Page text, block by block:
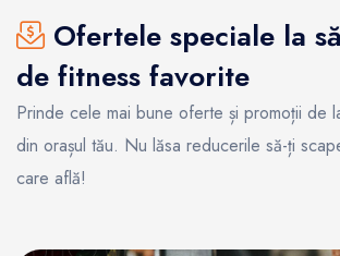
Ofertele speciale la
de fitness favorite
Prinde cele mai bune oferte și promoții de
din orașul tău. Nu lăsa reducerile să-ți
care află!